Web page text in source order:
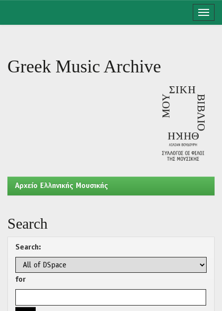
Greek Music Archive
Aρχείο Ελληνικής Μουσικής
Search
Search:
for